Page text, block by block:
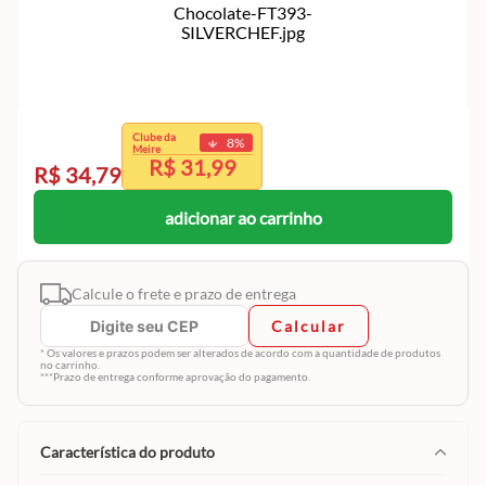
R$ 34,79
Clube da
Meire
8%
R$ 31,99
exclusivo
Clube da Meire.
Cadastre-se e aproveite
adicionar ao carrinho
Calcule o frete e prazo de entrega
Calcular
* Os valores e prazos podem ser alterados de acordo com a quantidade de produtos
no carrinho.
***Prazo de entrega conforme aprovação do pagamento.
característica do produto